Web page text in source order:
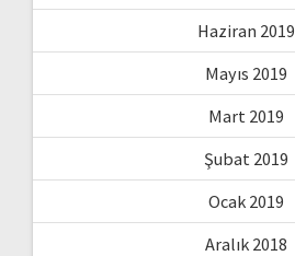
Haziran 2019
Mayıs 2019
Mart 2019
Şubat 2019
Ocak 2019
Aralık 2018